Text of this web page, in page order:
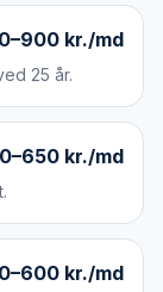
kr./md
25 år.
kr./md
kr./md